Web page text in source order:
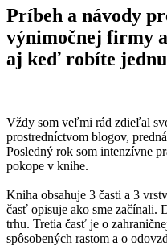
Príbeh a návody
výnimočnej firmy
aj keď robíte
Vždy som veľmi rád zdieľal
prostredníctvom blogov,
Posledný rok som intenzívne
pokope v knihe.
Kniha obsahuje 3 časti a 3
časť opisuje ako sme začínali.
trhu. Tretia časť je o
spôsobených rastom a o